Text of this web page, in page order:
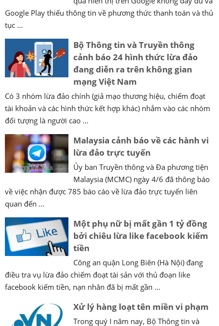
Google Play thiếu thông tin về phương thức thanh toán và thủ
tục ...
Bộ Thông tin và Truyền thông
cảnh báo 24 hình thức lừa đảo
đang diễn ra trên không gian
mạng Việt Nam
Có 3 nhóm lừa đảo chính (giả mạo thương hiệu, chiếm đoạt
tài khoản và các hình thức kết hợp khác) nhắm vào các nhóm
đối tượng là người cao ...
Malaysia cảnh báo về các hành vi
lừa đảo trực tuyến
Ủy ban Truyền thông và Đa phương tiện
Malaysia (MCMC) ngày 4/6 đã thông báo
về việc nhận được 785 báo cáo về lừa đảo trực tuyến liên
quan đến ...
Một phụ nữ bị mất gần 1 tỷ đồng
bởi chiêu lừa like facebook kiếm
tiền
Công an quận Long Biên (Hà Nội) đang
điều tra vụ lừa đảo chiếm đoạt tài sản với thủ đoạn like
facebook kiếm tiền, nạn nhân đã bị mất gần ...
Xử lý hàng loạt tên miền vi phạm
Trong quý I năm nay, Bộ Thông tin và